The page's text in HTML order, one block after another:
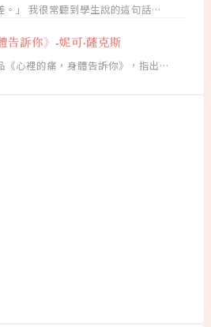
。」 我很常聽到學生說的這句話…
告訴你》-妮可·薩克斯
心裡的痛，身體告訴你》，指出…